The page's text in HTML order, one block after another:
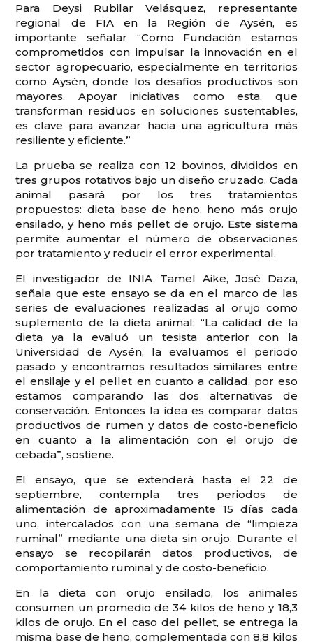
Para Deysi Rubilar Velásquez, representante
regional de FIA en la Región de Aysén, es
importante señalar “Como Fundación estamos
comprometidos con impulsar la innovación en el
sector agropecuario, especialmente en territorios
como Aysén, donde los desafíos productivos son
mayores. Apoyar iniciativas como esta, que
transforman residuos en soluciones sustentables,
es clave para avanzar hacia una agricultura más
resiliente y eficiente.”
La prueba se realiza con 12 bovinos, divididos en
tres grupos rotativos bajo un diseño cruzado. Cada
animal pasará por los tres tratamientos
propuestos: dieta base de heno, heno más orujo
ensilado, y heno más pellet de orujo. Este sistema
permite aumentar el número de observaciones
por tratamiento y reducir el error experimental.
El investigador de INIA Tamel Aike, José Daza,
señala que este ensayo se da en el marco de las
series de evaluaciones realizadas al orujo como
suplemento de la dieta animal: “La calidad de la
dieta ya la evaluó un tesista anterior con la
Universidad de Aysén, la evaluamos el periodo
pasado y encontramos resultados similares entre
el ensilaje y el pellet en cuanto a calidad, por eso
estamos comparando las dos alternativas de
conservación. Entonces la idea es comparar datos
productivos de rumen y datos de costo-beneficio
en cuanto a la alimentación con el orujo de
cebada”, sostiene.
El ensayo, que se extenderá hasta el 22 de
septiembre, contempla tres periodos de
alimentación de aproximadamente 15 días cada
uno, intercalados con una semana de “limpieza
ruminal” mediante una dieta sin orujo. Durante el
ensayo se recopilarán datos productivos, de
comportamiento ruminal y de costo-beneficio.
En la dieta con orujo ensilado, los animales
consumen un promedio de 34 kilos de heno y 18,3
kilos de orujo. En el caso del pellet, se entrega la
misma base de heno, complementada con 8,8 kilos